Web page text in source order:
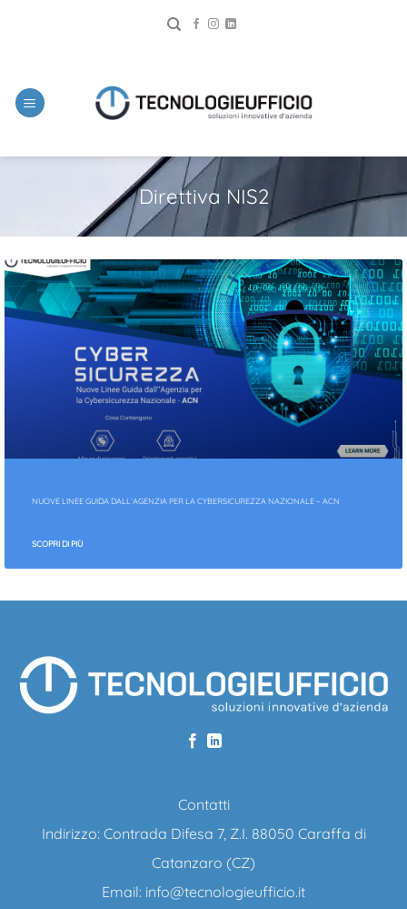
Direttiva NIS2
NUOVE LINEE GUIDA DALL’AGENZIA PER LA CYBERSICUREZZA NAZIONALE – ACN
SCOPRI DI PIÙ
Contatti
Indirizzo: Contrada Difesa 7, Z.I. 88050 Caraffa di
Catanzaro (CZ)
Email: info@tecnologieufficio.it